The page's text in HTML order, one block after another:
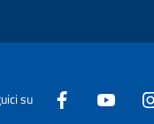
su